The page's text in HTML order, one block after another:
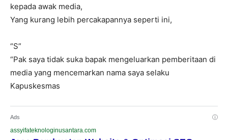
kepada awak media,
Yang kurang lebih percakapannya seperti ini,
“S”
“Pak saya tidak suka bapak mengeluarkan pemberitaan di
media yang mencemarkan nama saya selaku
Kapuskesmas
Ads ⓘ
assyifateknologinusantara.com